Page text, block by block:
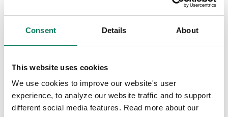
Consent Details About
This website uses cookies
We use cookies to improve our website's user
experience, to analyze our website traffic and to support
different social media features. Read more about our
miljøpåvirkning.
Drivkraft forinnovation:EPD'erkan sætte
materialer, processer og produkter. Denne
innovation kan føre til